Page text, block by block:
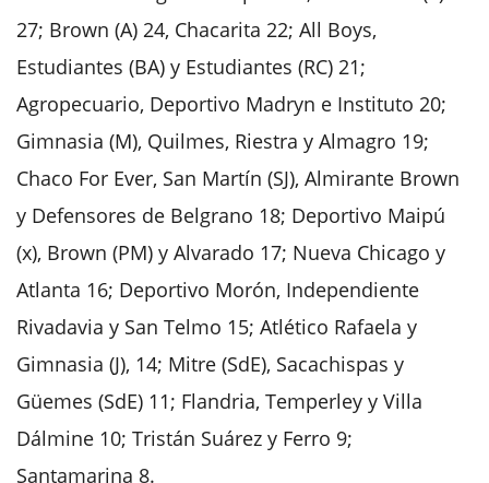
27; Brown (A) 24, Chacarita 22; All Boys,
Estudiantes (BA) y Estudiantes (RC) 21;
Agropecuario, Deportivo Madryn e Instituto 20;
Gimnasia (M), Quilmes, Riestra y Almagro 19;
Chaco For Ever, San Martín (SJ), Almirante Brown
y Defensores de Belgrano 18; Deportivo Maipú
(x), Brown (PM) y Alvarado 17; Nueva Chicago y
Atlanta 16; Deportivo Morón, Independiente
Rivadavia y San Telmo 15; Atlético Rafaela y
Gimnasia (J), 14; Mitre (SdE), Sacachispas y
Güemes (SdE) 11; Flandria, Temperley y Villa
Dálmine 10; Tristán Suárez y Ferro 9;
Santamarina 8.